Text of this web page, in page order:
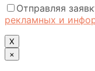
Отправляя
рекламных и
Х
×